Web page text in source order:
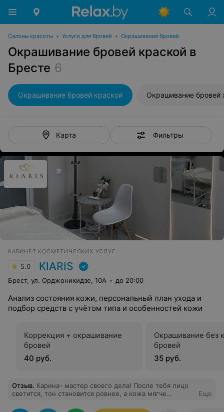
Салоны красоты • Услуги для бровей • Окрашивание бровей
Окрашивание бровей краской в
Бресте 6
Окрашивание бровей краской Окрашивание бровей
Карта Фильтры
КАБИНЕТ КОСМЕТИЧЕСКИХ УСЛУГ
5.0 KIARIS
Брест, ул. Орджоникидзе, 10А до 20:00
Анализ состояния кожи, персональный план ухода и
подбор средств с учётом типа и особенностей кожи
Коррекция + окрашивание
бровей
40 руб.
Окрашивание без
бровей
35 руб.
Отзыв. Карина- мастер своего дела! После тебя лицо
светится, тон становится ровнее, а кожа мягче
Еще